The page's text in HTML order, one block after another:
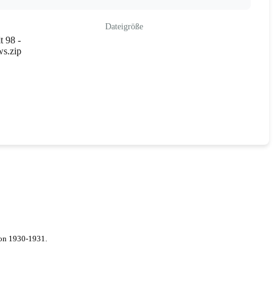
98 -
Dateigröße
1930-1931.